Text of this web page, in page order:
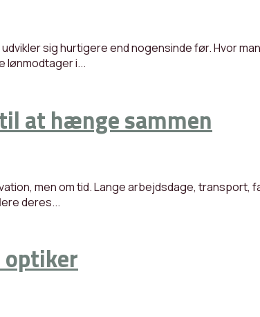
sig hurtigere end nogensinde før. Hvor
lønmodtager i...
at hænge sammen
men om tid. Lange arbejdsdage, transport,
deres...
optiker